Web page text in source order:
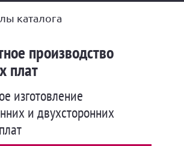
каталога
производство
плат
изготовление
и двухсторонних